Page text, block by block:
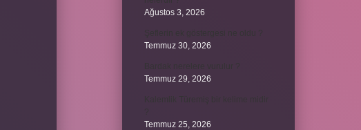
Ağustos 3, 2026
Temmuz 30, 2026
Temmuz 29, 2026
Temmuz 25, 2026